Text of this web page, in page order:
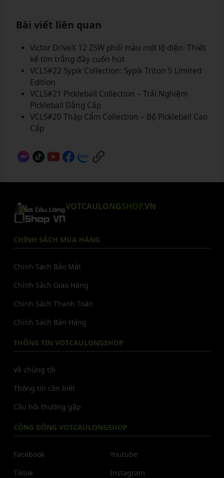
Bài viết liên quan
Victor DriveX 12 ZSW phối màu mới lộ diện: Thiết
kế tím trắng đầy cuốn hút
VCLS#22 Sypik Collection: Sypik Triton 5 Limited
Edition
VCLS#21 Pickleball Collection – Trải Nghiệm
Pickleball Đẳng Cấp
VCLS#20 Thập Cẩm Collection – Bộ Pickleball Cao
Cấp
VOTCAULONGSHOP.VN
CHÍNH SÁCH MUA HÀNG
Chính Sách Bảo Mật
Chính Sách Giao Hàng
Chính Sách Thanh Toán
Chính Sách Bán Hàng
THÔNG TIN VOTCAULONGSHOP
Về chúng tôi
Thông tin cần biết
Câu hỏi thường gặp
CỘNG ĐỒNG VOTCAULONGSHOP
Facebook
Tiktok
Youtube
Instagram